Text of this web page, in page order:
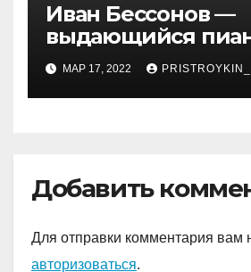
Иван Бессонов —
выдающийся
уникальным
впечатляющими
достижениями
МАР 17, 2022 PRISTROYKIN_
Добавить
Для отправки комментария вам
авторизоваться.